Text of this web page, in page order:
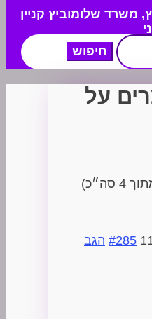
משרד שלומוביץ קניין
על
#285 הגב